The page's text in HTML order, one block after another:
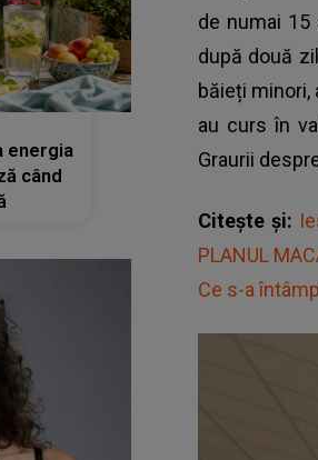
de numai
după două
băieți minori,
au curs în
Graurii
Citește și:
PLANUL
Ce s-a
energia
când